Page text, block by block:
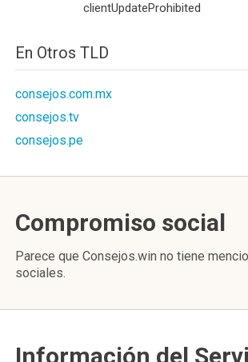
clientUpdateProhibited
En Otros TLD
consejos.com.mx
consejos.tv
consejos.pe
Compromiso social
Parece que Consejos.win no tiene
sociales.
Información del